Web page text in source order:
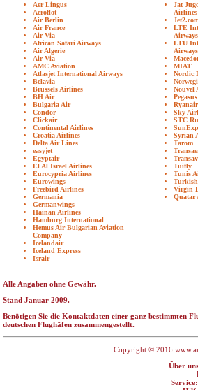
Aer Lingus
Aeroflot
Air Berlin
Air France
Air Via
African Safari Airways
Air Algerie
Air Via
AMC Aviation
Atlasjet International Airways
Belavia
Brussels Airlines
BH Air
Bulgaria Air
Condor
Clickair
Continental Airlines
Croatia Airlines
Delta Air Lines
easyjet
Egyptair
El Al Israel Airlines
Eurocypria Airlines
Eurowings
Freebird Airlines
Germania
Germanwings
Hainan Airlines
Hamburg International
Hemus Air Bulgarian Aviation
Company
Icelandair
Iceland Express
Israir
Jat
Airlines
LTE
Airways
LTU
Airways
MIAT
Nordic
Nouvel
Ryanair
Sky
STC
Syrian
Tarom
Tuifly
Tunis
Virgin
Quatar
Alle Angaben ohne Gewähr.
Stand Januar 2009.
Benötigen Sie die Kontaktdaten einer ganz bestimmten
deutschen Flughäfen zusammengestellt.
Copyright © 2016
Über
Service: